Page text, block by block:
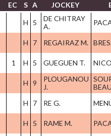
EC S A JOCKEY
H 5
DE CHITRAY
A.
H 7 REGAIRAZ M.
1 H 5 GUEGUEN T.
H 9
PLOUGANOU
J.
H 7 RE G.
H 5 RAME M.